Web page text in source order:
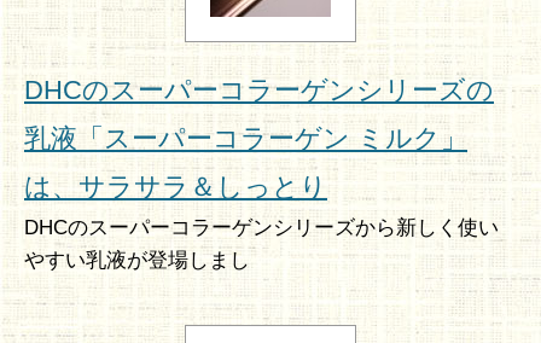
DHCのスーパーコラーゲンシリーズの
乳液「スーパーコラーゲン ミルク」
は、サラサラ＆しっとり
DHCのスーパーコラーゲンシリーズから新しく使い
やすい乳液が登場しまし